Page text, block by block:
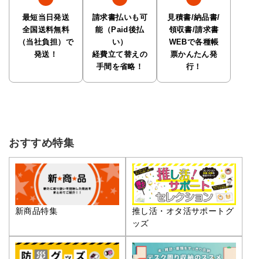
最短当日発送
全国送料無料
（当社負担）で
発送！
請求書払いも可
能（Paid後払
い）
経費立て替えの
手間を省略！
見積書/納品書/
領収書/請求書
WEBで各種帳
票かんたん発
行！
おすすめ特集
新商品特集
推し活・オタ活サポートグ
ッズ